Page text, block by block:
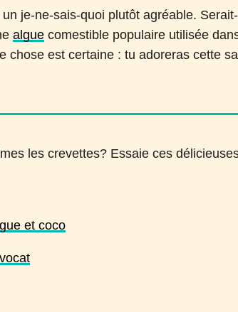
je-ne-sais-quoi plutôt agréable.
algue comestible populaire utilisée
chose est certaine : tu adoreras cette
les crevettes? Essaie ces
et coco